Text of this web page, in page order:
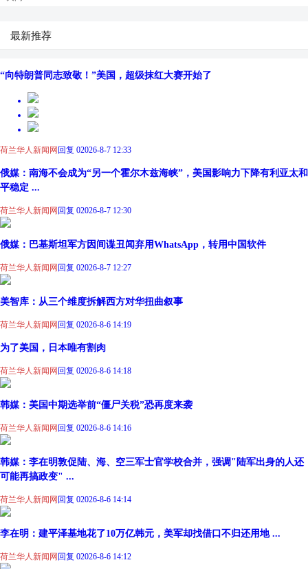
最新推荐
“向特朗普同志致敬！”美国，超级抹红大赛开始了
荷兰华人新闻网回复 02026-8-7 12:33
俄媒：南海不会成为“另一个霍尔木兹海峡”，美国影响力下降有利亚太和
平稳定 ...
荷兰华人新闻网回复 02026-8-7 12:30
俄媒：巴基斯坦军方因间谍丑闻弃用WhatsApp，转用中国软件
荷兰华人新闻网 回复 02026-8-7 12:27
美智库：从三个维度拆解西方对华扭曲叙事
荷兰华人新闻网 回复 02026-8-6 14:19
为了美国，日本唯有割肉
荷兰华人新闻网 回复 02026-8-6 14:18
韩媒：美国中期选举前“僵尸关税”恐再度来袭
荷兰华人新闻网 回复 02026-8-6 14:16
韩媒：李在明敦促陆、海、空三军士官学校合并，强调"陆军出身的人还
可能再搞政变" ...
荷兰华人新闻网 回复 02026-8-6 14:14
李在明：建平泽基地花了10万亿韩元，美军却找借口不归还用地 ...
荷兰华人新闻网 回复 02026-8-6 14:12